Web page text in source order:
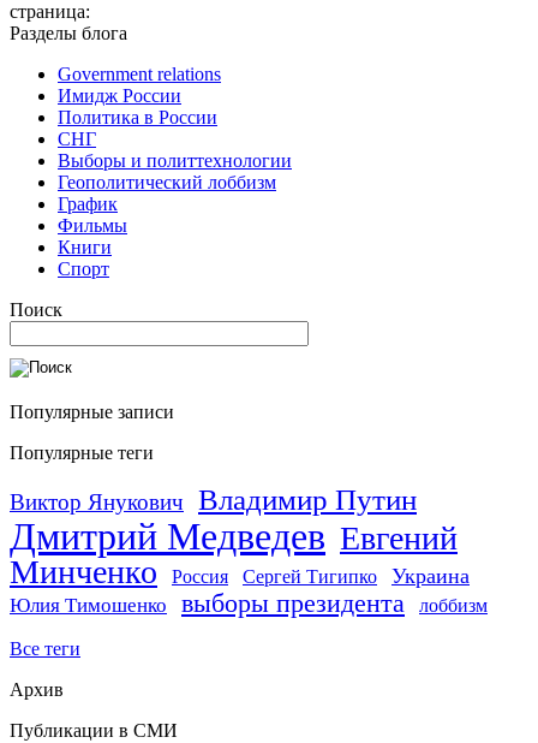
страница:
Разделы блога
Government relations
Имидж России
Политика в России
СНГ
Выборы и политтехнологии
Геополитический лоббизм
График
Фильмы
Книги
Спорт
Поиск
Популярные записи
Популярные теги
Виктор Янукович Владимир Путин
Дмитрий Медведев Евгений
Минченко
Россия Сергей Тигипко Украина
Юлия Тимошенко выборы президента лоббизм
Все теги
Архив
Публикации в СМИ